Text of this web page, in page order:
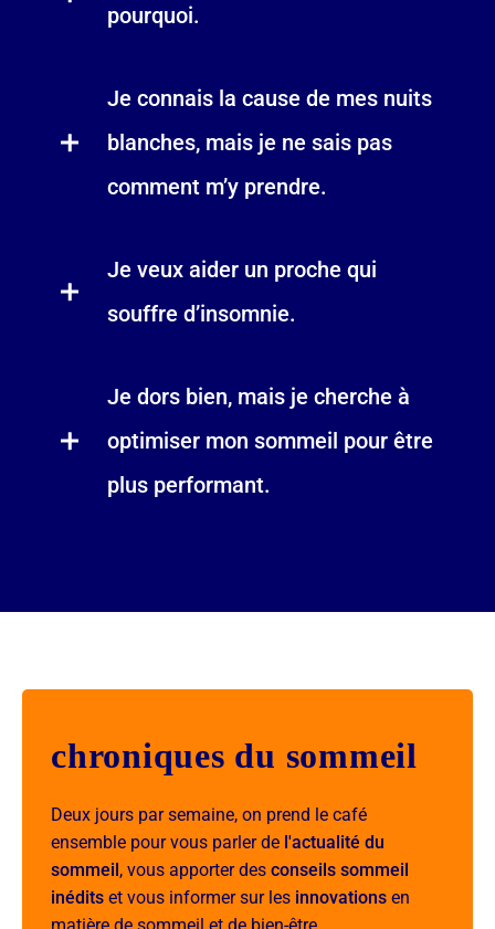
pourquoi.
Je connais la cause de mes nuits
blanches, mais je ne sais pas
comment m’y prendre.
Je veux aider un proche qui
souffre d’insomnie.
Je dors bien, mais je cherche à
optimiser mon sommeil pour être
plus performant.
chroniques du sommeil
Deux jours par semaine, on prend le café
ensemble pour vous parler de l'actualité du
sommeil, vous apporter des conseils sommeil
inédits et vous informer sur les innovations en